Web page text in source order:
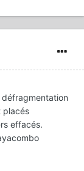
placés
effacés.